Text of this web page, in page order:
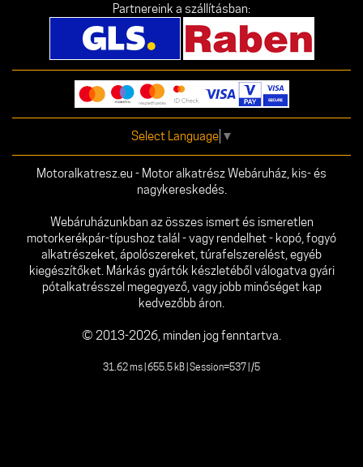
Partnereink a szállításban:
Select Language ▼
Motoralkatresz.eu - Motor alkatrész Webáruház, kis- és
nagykereskedés.
Webáruházunkban az összes ismert és ismeretlen
motorkerékpár-típushoz talál - vagy rendelhet - kopó, fogyó
alkatrészeket, ápolószereket, túrafelszerelést, egyéb
kiegészítőket. Márkás gyártók készletéből válogatva gyári
pótalkatrésszel megegyező, vagy jobb minőséget kap
kedvezőbb áron.
© 2013-2026, minden jog fenntartva.
31.62 ms | 655.5 kB | Session=537 | /5